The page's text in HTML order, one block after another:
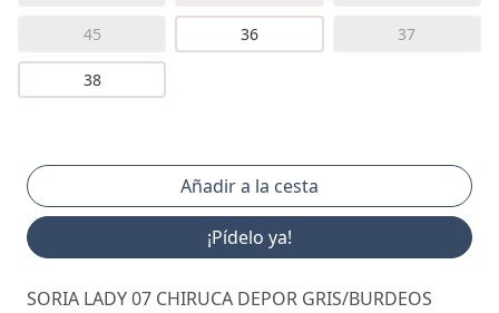
45 36 37
38
¡Pídelo ya!
SORIA LADY 07 CHIRUCA DEPOR GRIS/BURDEOS